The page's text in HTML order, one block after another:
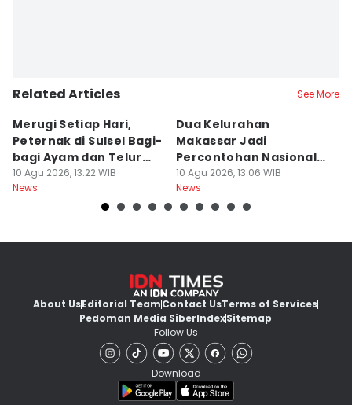
Related Articles See More
Merugi Setiap Hari,
Peternak di Sulsel Bagi-
bagi Ayam dan Telur
Gratis
10 Agu 2026, 13:22 WIB
News
Dua Kelurahan
Makassar Jadi
Percontohan Nasional
Sadar HAM
10 Agu 2026, 13:06 WIB
News
About UsEditorial TeamContact UsTerms of Services
Pedoman Media SiberIndexSitemap
Follow Us
Download